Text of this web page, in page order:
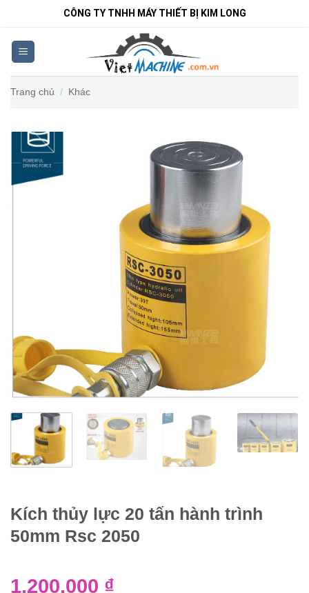
nội
dung
CÔNG TY TNHH MÁY THIẾT BỊ KIM LONG
Trang chủ / Khác
Kích thủy lực 20 tấn hành trình
50mm Rsc 2050
1.200.000 ₫